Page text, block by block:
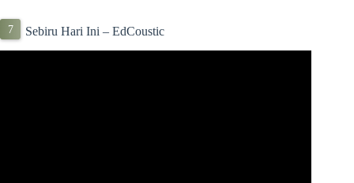
Sebiru Hari Ini – EdCoustic